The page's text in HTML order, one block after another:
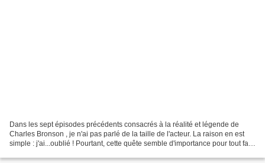
Dans les sept épisodes précédents consacrés à la réalité et légende de
Charles Bronson , je n'ai pas parlé de la taille de l'acteur. La raison en est
simple : j'ai...oublié ! Pourtant, cette quête semble d'importance pour tout fan